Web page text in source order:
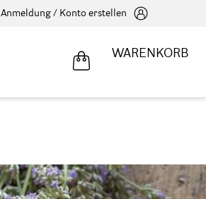
Anmeldung / Konto erstellen
WARENKORB